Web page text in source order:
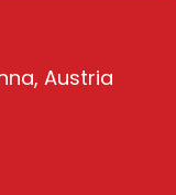
Austria